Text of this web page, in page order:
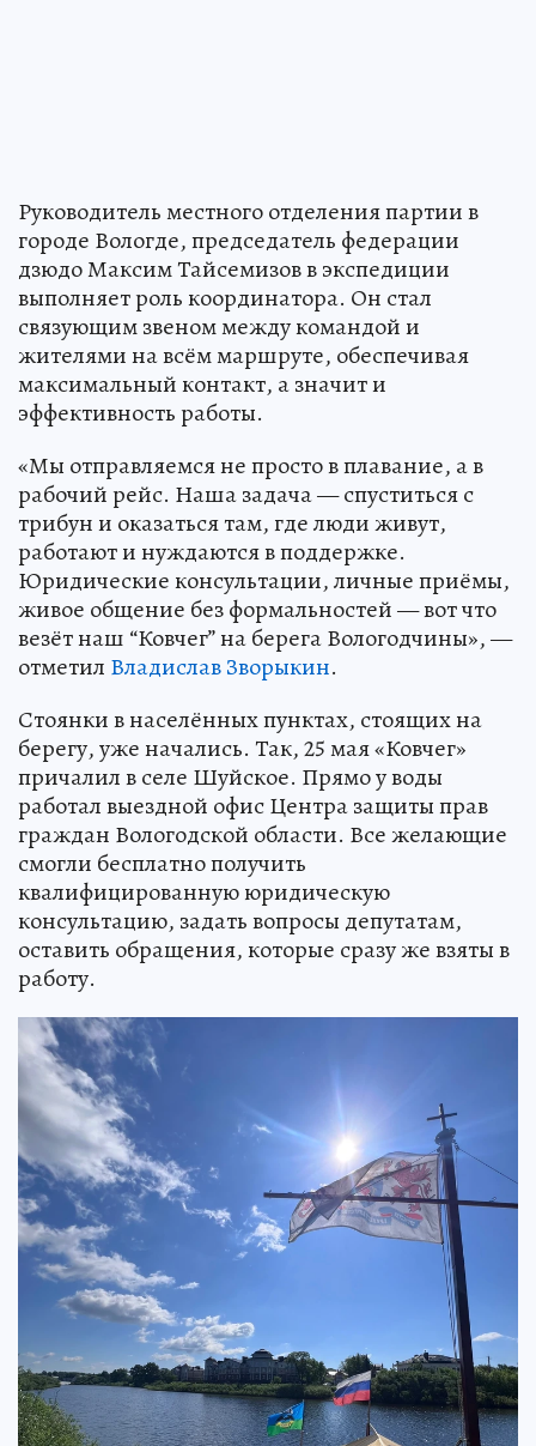
Руководитель местного отделения партии в
городе Вологде, председатель федерации
дзюдо Максим Тайсемизов в экспедиции
выполняет роль координатора. Он стал
связующим звеном между командой и
жителями на всём маршруте, обеспечивая
максимальный контакт, а значит и
эффективность работы.
«Мы отправляемся не просто в плавание, а в
рабочий рейс. Наша задача — спуститься с
трибун и оказаться там, где люди живут,
работают и нуждаются в поддержке.
Юридические консультации, личные приёмы,
живое общение без формальностей — вот что
везёт наш “Ковчег” на берега Вологодчины», —
отметил Владислав Зворыкин.
Стоянки в населённых пунктах, стоящих на
берегу, уже начались. Так, 25 мая «Ковчег»
причалил в селе Шуйское. Прямо у воды
работал выездной офис Центра защиты прав
граждан Вологодской области. Все желающие
смогли бесплатно получить
квалифицированную юридическую
консультацию, задать вопросы депутатам,
оставить обращения, которые сразу же взяты в
работу.